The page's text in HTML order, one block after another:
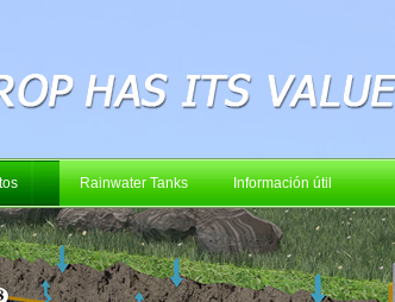
Rainwater Tanks Información útil